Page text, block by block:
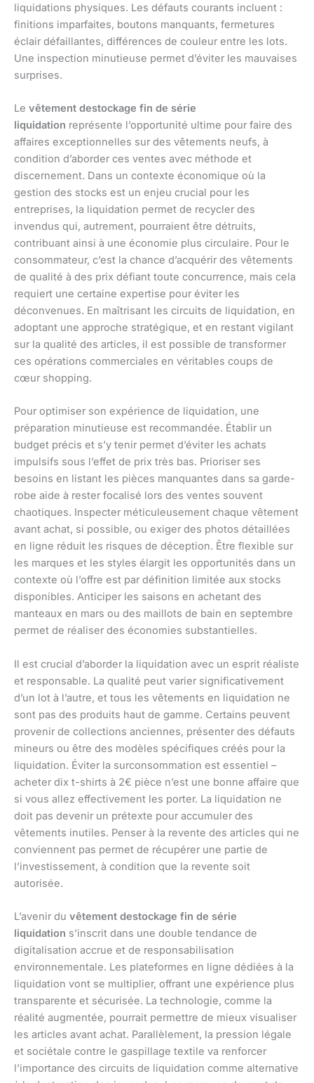
liquidations physiques. Les défauts courants incluent :
finitions imparfaites, boutons manquants, fermetures
éclair défaillantes, différences de couleur entre les lots.
Une inspection minutieuse permet d’éviter les mauvaises
surprises.
Le vêtement destockage fin de série
liquidation représente l’opportunité ultime pour faire des
affaires exceptionnelles sur des vêtements neufs, à
condition d’aborder ces ventes avec méthode et
discernement. Dans un contexte économique où la
gestion des stocks est un enjeu crucial pour les
entreprises, la liquidation permet de recycler des
invendus qui, autrement, pourraient être détruits,
contribuant ainsi à une économie plus circulaire. Pour le
consommateur, c’est la chance d’acquérir des vêtements
de qualité à des prix défiant toute concurrence, mais cela
requiert une certaine expertise pour éviter les
déconvenues. En maîtrisant les circuits de liquidation, en
adoptant une approche stratégique, et en restant vigilant
sur la qualité des articles, il est possible de transformer
ces opérations commerciales en véritables coups de
cœur shopping.
Pour optimiser son expérience de liquidation, une
préparation minutieuse est recommandée. Établir un
budget précis et s’y tenir permet d’éviter les achats
impulsifs sous l’effet de prix très bas. Prioriser ses
besoins en listant les pièces manquantes dans sa garde-
robe aide à rester focalisé lors des ventes souvent
chaotiques. Inspecter méticuleusement chaque vêtement
avant achat, si possible, ou exiger des photos détaillées
en ligne réduit les risques de déception. Être flexible sur
les marques et les styles élargit les opportunités dans un
contexte où l’offre est par définition limitée aux stocks
disponibles. Anticiper les saisons en achetant des
manteaux en mars ou des maillots de bain en septembre
permet de réaliser des économies substantielles.
Il est crucial d’aborder la liquidation avec un esprit réaliste
et responsable. La qualité peut varier significativement
d’un lot à l’autre, et tous les vêtements en liquidation ne
sont pas des produits haut de gamme. Certains peuvent
provenir de collections anciennes, présenter des défauts
mineurs ou être des modèles spécifiques créés pour la
liquidation. Éviter la surconsommation est essentiel –
acheter dix t-shirts à 2€ pièce n’est une bonne affaire que
si vous allez effectivement les porter. La liquidation ne
doit pas devenir un prétexte pour accumuler des
vêtements inutiles. Penser à la revente des articles qui ne
conviennent pas permet de récupérer une partie de
l’investissement, à condition que la revente soit
autorisée.
L’avenir du vêtement destockage fin de série
liquidation s’inscrit dans une double tendance de
digitalisation accrue et de responsabilisation
environnementale. Les plateformes en ligne dédiées à la
liquidation vont se multiplier, offrant une expérience plus
transparente et sécurisée. La technologie, comme la
réalité augmentée, pourrait permettre de mieux visualiser
les articles avant achat. Parallèlement, la pression légale
et sociétale contre le gaspillage textile va renforcer
l’importance des circuits de liquidation comme alternative